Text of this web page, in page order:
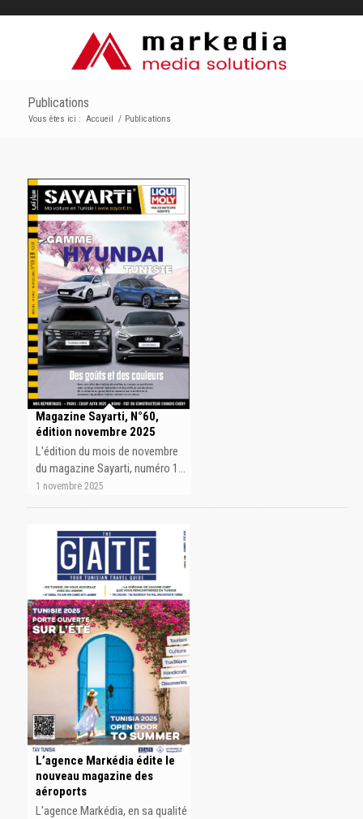
Publications
Vous êtes ici : Accueil / Publications
Magazine Sayarti, N°60,
édition novembre 2025
L'édition du mois de novembre
du magazine Sayarti, numéro 1…
1 novembre 2025
L’agence Markédia édite le
nouveau magazine des
aéroports
L'agence Markédia, en sa qualité